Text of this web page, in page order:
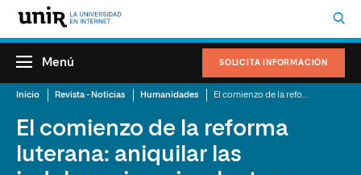
SOLICITA INFORMACIÓN
Menú
Inicio Revista - Noticias Humanidades
El comienzo de la reforma
luterana: aniquilar las